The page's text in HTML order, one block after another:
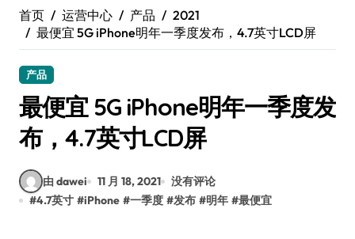
首页 运营中心 产品
2021
最便宜 5G iPhone明年一季度发布，4.7英寸LCD屏
产品
最便宜 5G iPhone明年一季度发
布，4.7英寸LCD屏
由 dawei 11 月 18, 2021
没有评论
#4.7英寸 #iPhone #一季度 #发布 #明年 #最便宜